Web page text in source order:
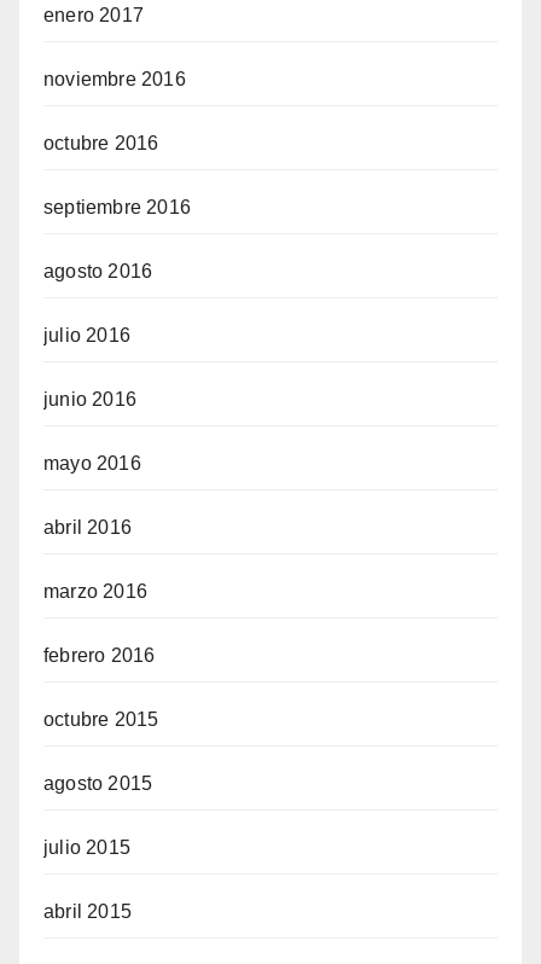
enero 2017
noviembre 2016
octubre 2016
septiembre 2016
agosto 2016
julio 2016
junio 2016
mayo 2016
abril 2016
marzo 2016
febrero 2016
octubre 2015
agosto 2015
julio 2015
abril 2015